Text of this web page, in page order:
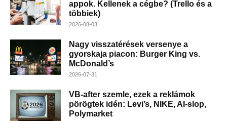
appok. Kellenek a cégbe? (Trello és a
többiek)
2026-08-03
Nagy visszatérések versenye a
gyorskaja piacon: Burger King vs.
McDonald’s
2026-07-31
VB-after szemle, ezek a reklámok
pörögtek idén: Levi’s, NIKE, AI-slop,
Polymarket